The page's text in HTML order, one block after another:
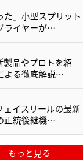
た』小型スプリット
ライヤーが…
製品やプロトを紹
よる徹底解説…
ェイスリールの最新
正統後継機…
もっと見る